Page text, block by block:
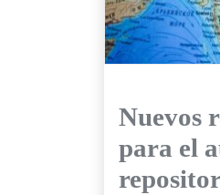
Nuevos
para el